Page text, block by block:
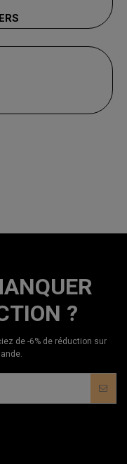
?
de -6% de réduction sur